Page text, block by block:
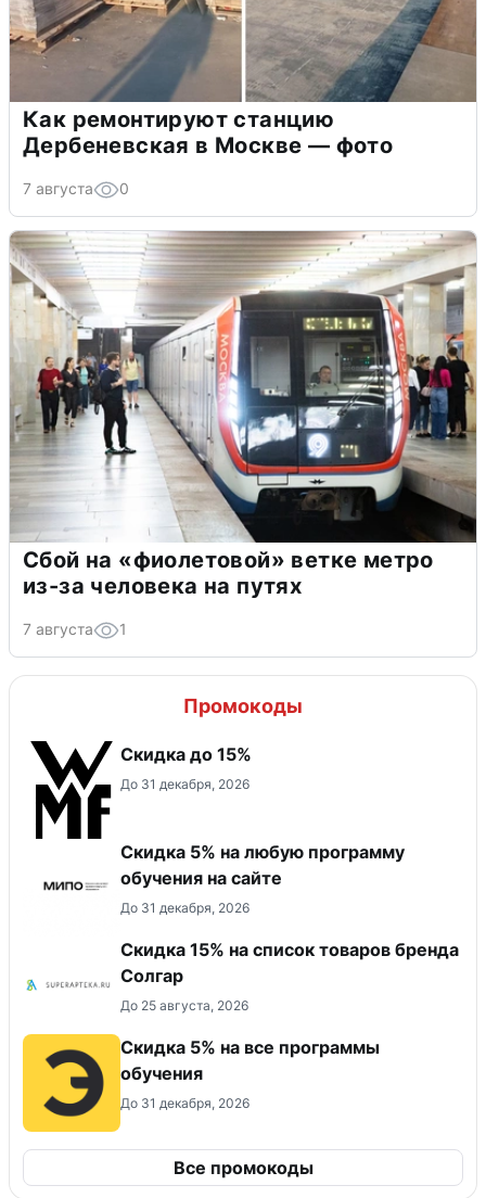
Как ремонтируют станцию
Дербеневская в Москве — фото
7 августа 0
Сбой на «фиолетовой» ветке метро
из-за человека на путях
7 августа 1
Промокоды
Скидка до 15%
До 31 декабря, 2026
Скидка 5% на любую программу
обучения на сайте
До 31 декабря, 2026
Скидка 15% на список товаров бренда
Солгар
До 25 августа, 2026
Скидка 5% на все программы
обучения
До 31 декабря, 2026
Все промокоды